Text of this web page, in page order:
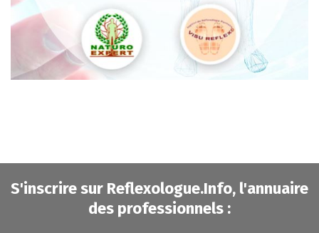
S'inscrire sur Reflexologue.Info, l'annuaire
des professionnels :